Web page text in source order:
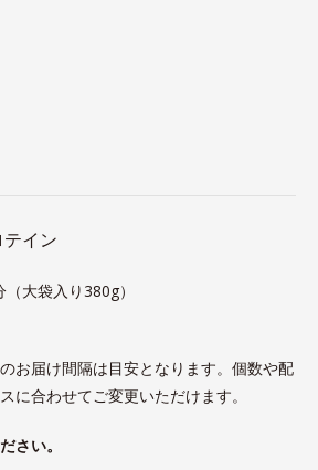
イン
大袋入り380g）
お届け間隔は目安となります。個数や配
に合わせてご変更いただけます。
さい。